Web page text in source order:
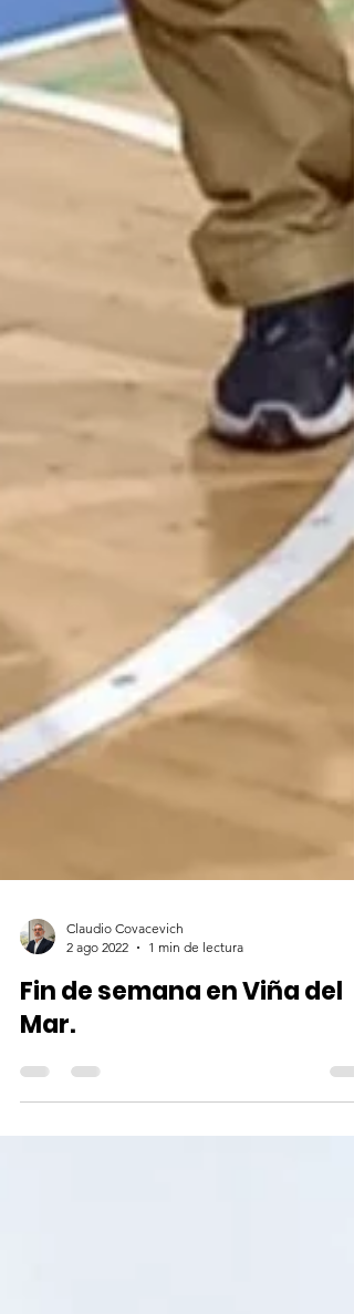
Claudio Covacevich
2 ago 2022
1 min de lectura
Fin de semana en Viña del
Mar.